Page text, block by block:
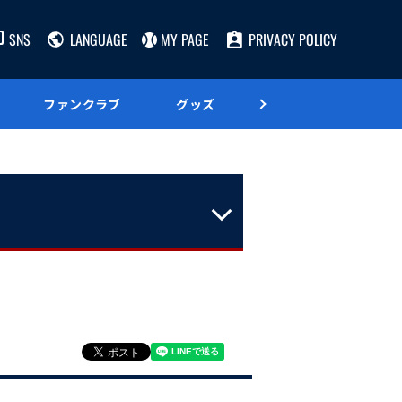
SNS LANGUAGE MY PAGE PRIVACY POLICY
ファンクラブ グッズ